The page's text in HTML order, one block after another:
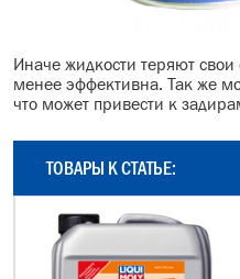
Иначе жидкости теряют свои
менее эффективна. Так же
что может привести к
ТОВАРЫ К СТАТЬЕ: